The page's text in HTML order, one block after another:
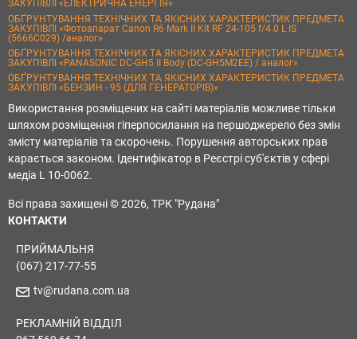
ЗАКУПІВЛІ «ЕЛЕКТРИЧНА ЕНЕРГІЯ»
ОБҐРУНТУВАННЯ ТЕХНІЧНИХ ТА ЯКІСНИХ ХАРАКТЕРИСТИК ПРЕДМЕТА
ЗАКУПІВЛІ «Фотоапарат Canon R6 Mark II Kit RF 24-105 f/4.0 L IS
(5666C029) /аналог»
ОБҐРУНТУВАННЯ ТЕХНІЧНИХ ТА ЯКІСНИХ ХАРАКТЕРИСТИК ПРЕДМЕТА
ЗАКУПІВЛІ «PANASONIC DC-GH5 II Body (DC-GH5M2EE) / аналог»
ОБҐРУНТУВАННЯ ТЕХНІЧНИХ ТА ЯКІСНИХ ХАРАКТЕРИСТИК ПРЕДМЕТА
ЗАКУПІВЛІ «БЕНЗИН - 95 (ДЛЯ ГЕНЕРАТОРІВ)»
Використання розміщених на сайті матеріалів можливе тільки
шляхом розміщення гіперпосилання на першоджерело без змін
змісту матеріалів та скорочень. Порушення авторських прав
карається законом. Ідентифікатор в Реєстрі суб'єктів у сфері
медіа L 10-0062.
Всі права захищені © 2026, ТРК "Рудана"
КОНТАКТИ
ПРИЙМАЛЬНЯ
(067) 217-77-55
tv@rudana.com.ua
РЕКЛАМНІЙ ВІДДІЛ